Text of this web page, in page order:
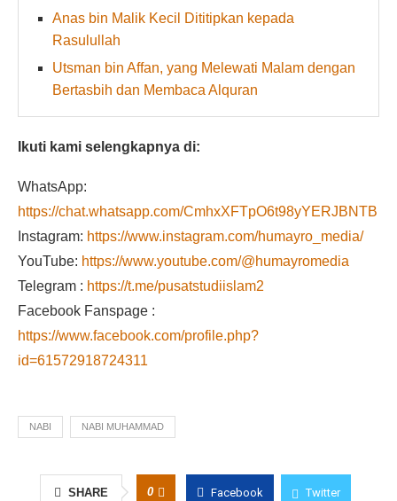
Anas bin Malik Kecil Dititipkan kepada
Rasulullah
Utsman bin Affan, yang Melewati Malam dengan
Bertasbih dan Membaca Alquran
Ikuti kami selengkapnya di:
WhatsApp:
https://chat.whatsapp.com/CmhxXFTpO6t98yYERJBNTB
Instagram: https://www.instagram.com/humayro_media/
YouTube: https://www.youtube.com/@humayromedia
Telegram : https://t.me/pusatstudiislam2
Facebook Fanspage :
https://www.facebook.com/profile.php?
id=61572918724311
NABI NABI MUHAMMAD
SHARE 0 Facebook Twitter